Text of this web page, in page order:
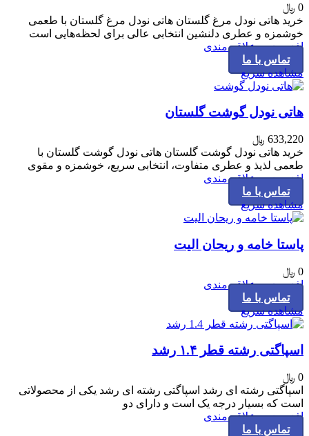
0 ﷼
خرید هاتی نودل مرغ گلستان هاتی نودل مرغ گلستان با طعمی
خوشمزه و عطری دلنشین انتخابی عالی برای لحظه‌هایی است
افزودن به علاقه مندی
تماس با ما
مشاهده سریع
هاتی نودل گوشت گلستان
633,220 ﷼
خرید هاتی نودل گوشت گلستان هاتی نودل گوشت گلستان با
طعمی لذیذ و عطری متفاوت، انتخابی سریع، خوشمزه و مقوی
افزودن به علاقه مندی
تماس با ما
مشاهده سریع
پاستا خامه و ریحان الیت
0 ﷼
افزودن به علاقه مندی
تماس با ما
مشاهده سریع
اسپاگتی رشته قطر ۱.۴ رشد
0 ﷼
اسپاگتی رشته ای رشد اسپاگتی رشته ای رشد یکی از محصولاتی
است که بسیار درجه یک است و دارای دو
افزودن به علاقه مندی
تماس با ما